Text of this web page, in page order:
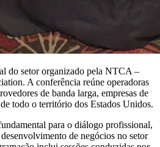
do setor organizado pela NTCA –
A conferência reúne operadoras
de banda larga, empresas de
todo o território dos Estados Unidos.
para o diálogo profissional,
de negócios no setor